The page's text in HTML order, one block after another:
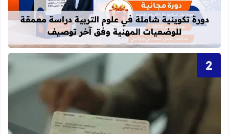
دورة تكوينية شاملة في علوم التربية دراسة معمقة
للوضعيات المهنية وفق آخر توصيف
قراءة المزيد عن أحرف و أرقام